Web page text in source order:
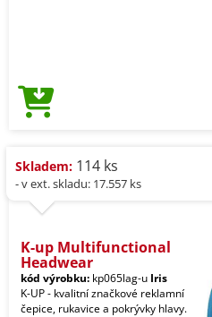
Skladem: 114 ks
- v ext. skladu: 17.557 ks
K-up Multifunctional
Headwear
kód výrobku: kp065lag-u Iris
K-UP - kvalitní značkové reklamní
čepice, rukavice a pokrývky hlavy.